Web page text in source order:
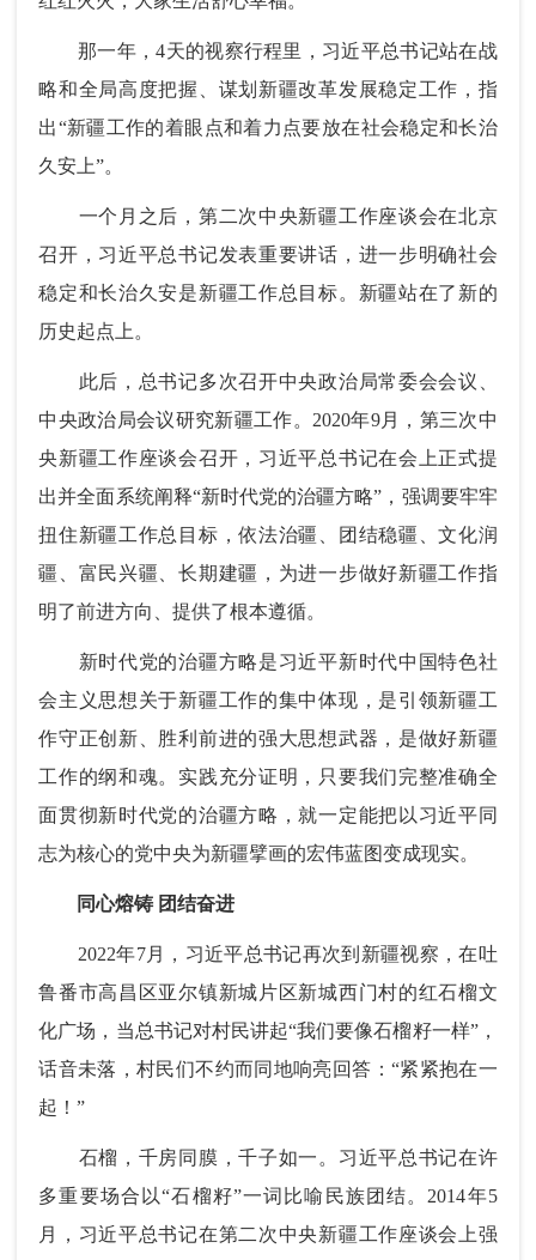
那一年，4天的视察行程里，习近平总书记站在战
略和全局高度把握、谋划新疆改革发展稳定工作，指
出“新疆工作的着眼点和着力点要放在社会稳定和长治
久安上”。
一个月之后，第二次中央新疆工作座谈会在北京
召开，习近平总书记发表重要讲话，进一步明确社会
稳定和长治久安是新疆工作总目标。新疆站在了新的
历史起点上。
此后，总书记多次召开中央政治局常委会会议、
中央政治局会议研究新疆工作。2020年9月，第三次中
央新疆工作座谈会召开，习近平总书记在会上正式提
出并全面系统阐释“新时代党的治疆方略”，强调要牢牢
扭住新疆工作总目标，依法治疆、团结稳疆、文化润
疆、富民兴疆、长期建疆，为进一步做好新疆工作指
明了前进方向、提供了根本遵循。
新时代党的治疆方略是习近平新时代中国特色社
会主义思想关于新疆工作的集中体现，是引领新疆工
作守正创新、胜利前进的强大思想武器，是做好新疆
工作的纲和魂。实践充分证明，只要我们完整准确全
面贯彻新时代党的治疆方略，就一定能把以习近平同
志为核心的党中央为新疆擘画的宏伟蓝图变成现实。
同心熔铸 团结奋进
2022年7月，习近平总书记再次到新疆视察，在吐
鲁番市高昌区亚尔镇新城片区新城西门村的红石榴文
化广场，当总书记对村民讲起“我们要像石榴籽一样”，
话音未落，村民们不约而同地响亮回答：“紧紧抱在一
起！”
石榴，千房同膜，千子如一。习近平总书记在许
多重要场合以“石榴籽”一词比喻民族团结。2014年5
月，习近平总书记在第二次中央新疆工作座谈会上强